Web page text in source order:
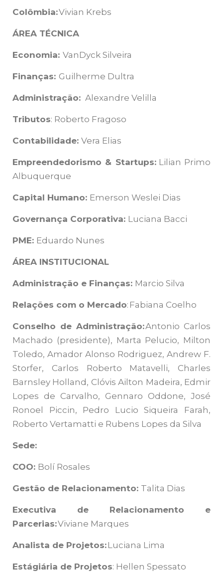
Colômbia:Vivian Krebs
ÁREA TÉCNICA
Economia: VanDyck Silveira
Finanças: Guilherme Dultra
Administração: Alexandre Velilla
Tributos: Roberto Fragoso
Contabilidade: Vera Elias
Empreendedorismo & Startups: Lilian Primo
Albuquerque
Capital Humano: Emerson Weslei Dias
Governança Corporativa: Luciana Bacci
PME: Eduardo Nunes
ÁREA INSTITUCIONAL
Administração e Finanças: Marcio Silva
Relações com o Mercado: Fabiana Coelho
Conselho de Administração:Antonio Carlos
Machado (presidente), Marta Pelucio, Milton
Toledo, Amador Alonso Rodriguez, Andrew F.
Storfer, Carlos Roberto Matavelli, Charles
Barnsley Holland, Clóvis Ailton Madeira, Edmir
Lopes de Carvalho, Gennaro Oddone, José
Ronoel Piccin, Pedro Lucio Siqueira Farah,
Roberto Vertamatti e Rubens Lopes da Silva
Sede:
COO: Bolí Rosales
Gestão de Relacionamento: Talita Dias
Executiva de Relacionamento e
Parcerias:Viviane Marques
Analista de Projetos:Luciana Lima
Estágiária de Projetos: Hellen Spessato